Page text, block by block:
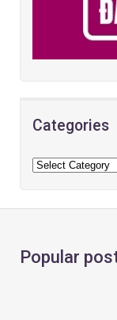
Categories
Popular